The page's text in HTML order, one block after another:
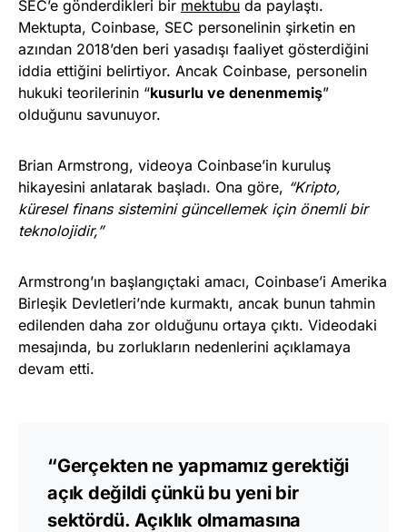
SEC’e gönderdikleri bir mektubu da paylaştı.
Mektupta, Coinbase, SEC personelinin şirketin en
azından 2018’den beri yasadışı faaliyet gösterdiğini
iddia ettiğini belirtiyor. Ancak Coinbase, personelin
hukuki teorilerinin “kusurlu ve denenmemiş”
olduğunu savunuyor.
Brian Armstrong, videoya Coinbase’in kuruluş
hikayesini anlatarak başladı. Ona göre, “Kripto,
küresel finans sistemini güncellemek için önemli bir
teknolojidir,”
Armstrong’ın başlangıçtaki amacı, Coinbase’i Amerika
Birleşik Devletleri’nde kurmaktı, ancak bunun tahmin
edilenden daha zor olduğunu ortaya çıktı. Videodaki
mesajında, bu zorlukların nedenlerini açıklamaya
devam etti.
“Gerçekten ne yapmamız gerektiği
açık değildi çünkü bu yeni bir
sektördü. Açıklık olmamasına